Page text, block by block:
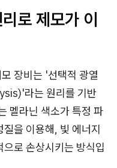
로 제모가 이
장비는 '선택적 광열
라는 원리를 기반
멜라닌 색소가 특정 파
을 이용해, 빛 에너지
로 손상시키는 방식입